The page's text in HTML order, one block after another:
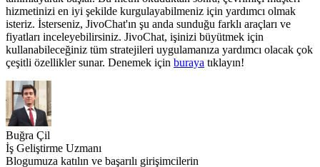
hizmetinizi en iyi şekilde kurgulayabilmeniz için yardımcı olmak
isteriz. İsterseniz, JivoChat'ın şu anda sunduğu farklı araçları ve
fiyatları inceleyebilirsiniz. JivoChat, işinizi büyütmek için
kullanabileceğiniz tüm stratejileri uygulamanıza yardımcı olacak çok
çeşitli özellikler sunar. Denemek için buraya tıklayın!
Buğra Çil
İş Geliştirme Uzmanı
Blogumuza katılın ve başarılı girişimcilerin